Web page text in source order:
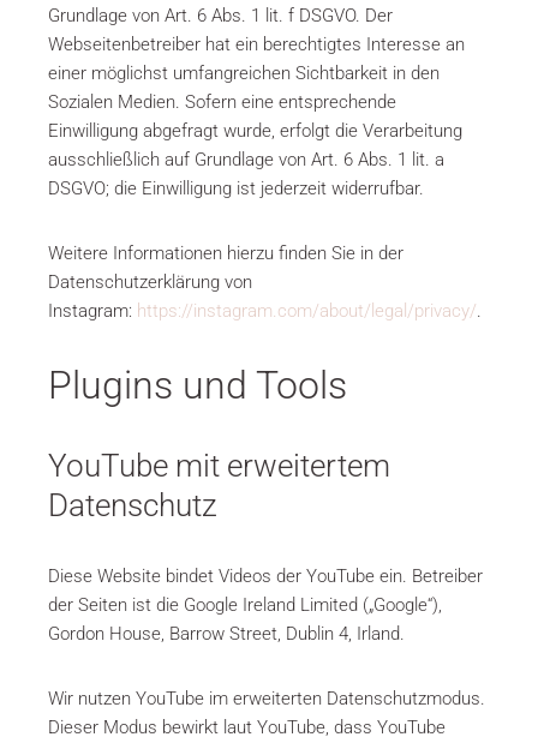
Grundlage von Art. 6 Abs. 1 lit. f DSGVO. Der
Webseitenbetreiber hat ein berechtigtes Interesse an
einer möglichst umfangreichen Sichtbarkeit in den
Sozialen Medien. Sofern eine entsprechende
Einwilligung abgefragt wurde, erfolgt die Verarbeitung
ausschließlich auf Grundlage von Art. 6 Abs. 1 lit. a
DSGVO; die Einwilligung ist jederzeit widerrufbar.
Weitere Informationen hierzu finden Sie in der
Datenschutzerklärung von
Instagram: https://instagram.com/about/legal/privacy/.
Plugins und Tools
YouTube mit erweitertem
Datenschutz
Diese Website bindet Videos der YouTube ein. Betreiber
der Seiten ist die Google Ireland Limited („Google“),
Gordon House, Barrow Street, Dublin 4, Irland.
Wir nutzen YouTube im erweiterten Datenschutzmodus.
Dieser Modus bewirkt laut YouTube, dass YouTube